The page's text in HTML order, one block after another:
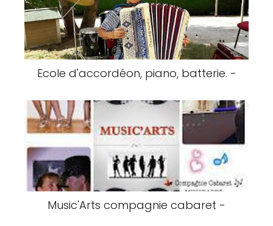
Ecole d'accordéon, piano, batterie. -
Music'Arts compagnie cabaret -